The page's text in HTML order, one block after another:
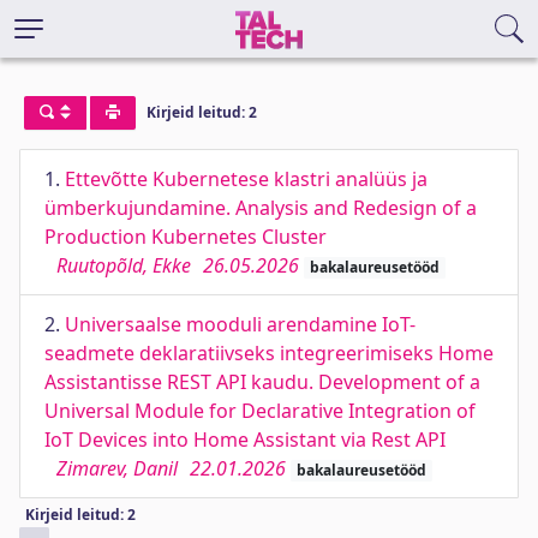
Kirjeid leitud: 2
1. Ettevõtte Kubernetese klastri analüüs ja
ümberkujundamine. Analysis and Redesign of a
Production Kubernetes Cluster
Ruutopõld, Ekke 26.05.2026 bakalaureusetööd
2. Universaalse mooduli arendamine IoT-
seadmete deklaratiivseks integreerimiseks Home
Assistantisse REST API kaudu. Development of a
Universal Module for Declarative Integration of
IoT Devices into Home Assistant via Rest API
Zimarev, Danil 22.01.2026 bakalaureusetööd
Kirjeid leitud: 2